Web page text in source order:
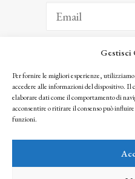
Gestisci
Per fornire le migliori esperienze,
accedere alle informazioni del dispositivo. Il
elaborare dati come il comportamento di
acconsentire o ritirare il consenso può
funzioni.
Facendo clic per iscriverti, riconosci che
seguendo la nostra Privacy Policy
© 2025 Istituto Matteucci. All right reserved
l’autorizzazione scritta dei proprietari dei